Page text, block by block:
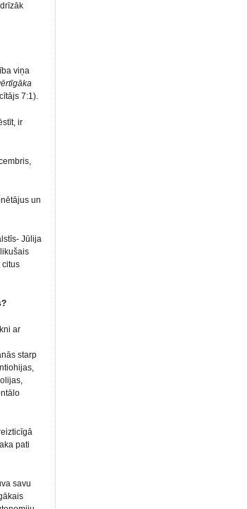
viņa
7:1).
ir
un
Jūlija
citus
ar
starp
pati
savu